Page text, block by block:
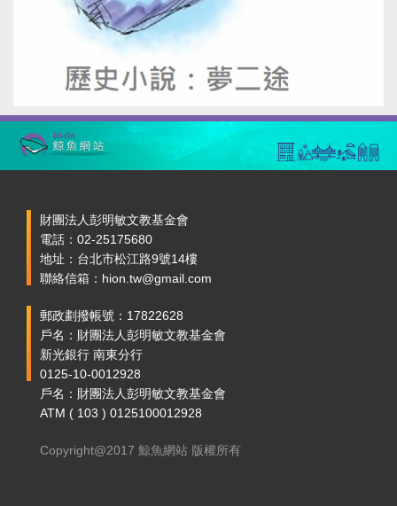
財團法人彭明敏文教基金會
電話：02-25175680
地址：台北市松江路9號14樓
聯絡信箱：hion.tw@gmail.com
郵政劃撥帳號：17822628
戶名：財團法人彭明敏文教基金會
新光銀行 南東分行
0125-10-0012928
戶名：財團法人彭明敏文教基金會
ATM ( 103 ) 0125100012928
Copyright@2017 鯨魚網站 版權所有